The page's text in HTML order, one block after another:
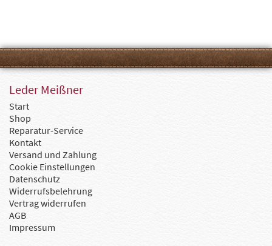
Leder Meißner
Start
Shop
Reparatur-Service
Kontakt
Versand und Zahlung
Cookie Einstellungen
Datenschutz
Widerrufsbelehrung
Vertrag widerrufen
AGB
Impressum